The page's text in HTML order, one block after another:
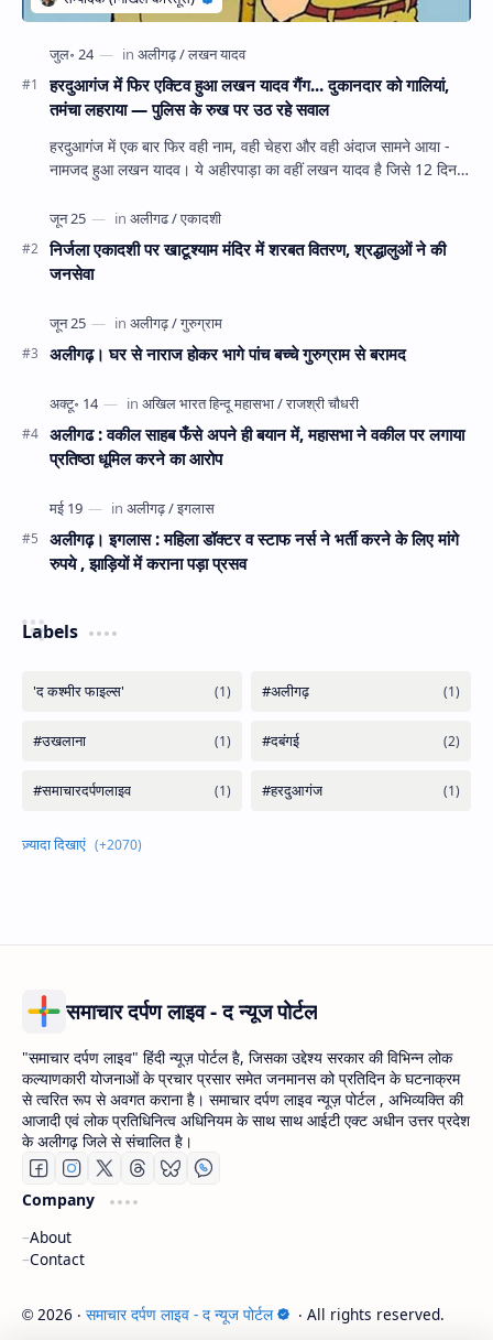
हरदुआगंज में फिर एक्टिव हुआ लखन यादव गैंग... दुकानदार को गालियां,
तमंचा लहराया — पुलिस के रुख पर उठ रहे सवाल
हरदुआगंज में एक बार फिर वही नाम, वही चेहरा और वही अंदाज सामने आया -
नामजद हुआ लखन यादव। ये अहीरपाड़ा का वहीं लखन यादव है जिसे 12 दिन
निर्जला एकादशी पर खाटूश्याम मंदिर में शरबत वितरण, श्रद्धालुओं ने की
जनसेवा
अलीगढ़। घर से नाराज होकर भागे पांच बच्चे गुरुग्राम से बरामद
अलीगढ : वकील साहब फँसे अपने ही बयान में, महासभा ने वकील पर लगाया
प्रतिष्ठा धूमिल करने का आरोप
अलीगढ़। इगलास : महिला डॉक्टर व स्टाफ नर्स ने भर्ती करने के लिए मांगे
रुपये , झाड़ियों में कराना पड़ा प्रसव
Labels
समाचार दर्पण लाइव - द न्यूज पोर्टल
"समाचार दर्पण लाइव" हिंदी न्यूज़ पोर्टल है, जिसका उद्देश्य सरकार की विभिन्न लोक
कल्याणकारी योजनाओं के प्रचार प्रसार समेत जनमानस को प्रतिदिन के घटनाक्रम
से त्वरित रूप से अवगत कराना है। समाचार दर्पण लाइव न्यूज़ पोर्टल , अभिव्यक्ति की
आजादी एवं लोक प्रतिधिनित्व अधिनियम के साथ साथ आईटी एक्ट अधीन उत्तर प्रदेश
के अलीगढ़ जिले से संचालित है।
Company
About
Contact
© 2026 ‧ समाचार दर्पण लाइव - द न्यूज पोर्टल ‧ All rights reserved.